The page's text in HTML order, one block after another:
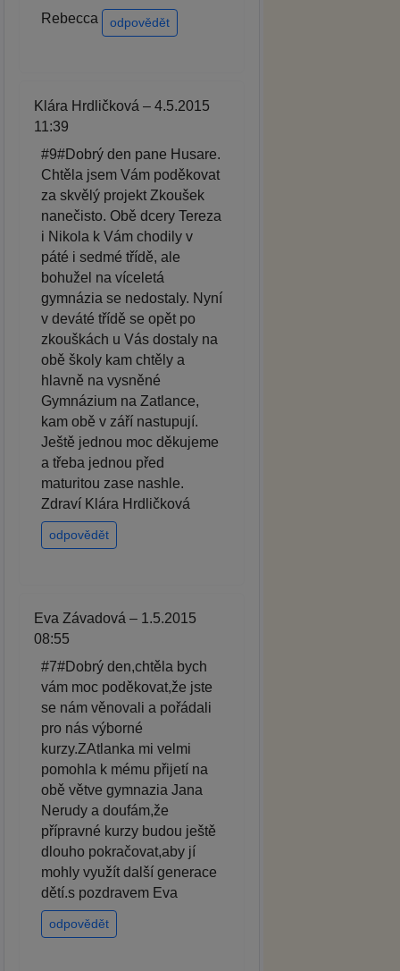
Rebecca
odpovědět
Klára Hrdličková – 4.5.2015
11:39
#9#Dobrý den pane Husare.
Chtěla jsem Vám poděkovat
za skvělý projekt Zkoušek
nanečisto. Obě dcery Tereza
i Nikola k Vám chodily v
páté i sedmé třídě, ale
bohužel na víceletá
gymnázia se nedostaly. Nyní
v deváté třídě se opět po
zkouškách u Vás dostaly na
obě školy kam chtěly a
hlavně na vysněné
Gymnázium na Zatlance,
kam obě v září nastupují.
Ještě jednou moc děkujeme
a třeba jednou před
maturitou zase nashle.
Zdraví Klára Hrdličková
odpovědět
Eva Závadová – 1.5.2015
08:55
#7#Dobrý den,chtěla bych
vám moc poděkovat,že jste
se nám věnovali a pořádali
pro nás výborné
kurzy.ZAtlanka mi velmi
pomohla k mému přijetí na
obě větve gymnazia Jana
Nerudy a doufám,že
přípravné kurzy budou ještě
dlouho pokračovat,aby jí
mohly využít další generace
dětí.s pozdravem Eva
odpovědět